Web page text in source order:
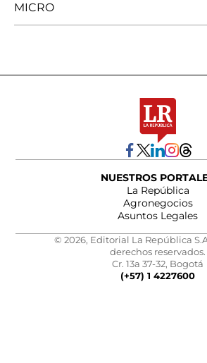
MICRO
NUESTROS
La República
Agronegocios
Asuntos Legales
© 2026, Editorial La República
derechos reservados.
Cr. 13a 37-32, Bogotá
(+57) 1 4227600